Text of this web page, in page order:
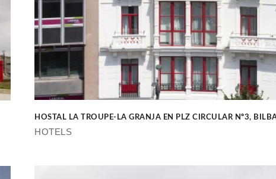
HOSTAL LA TROUPE-LA GRANJA EN PLZ CIRCULAR Nº3,
HOTELS